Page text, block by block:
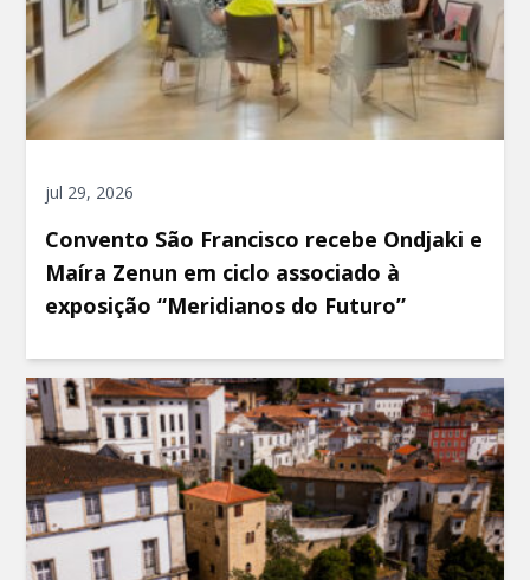
jul 29, 2026
Convento São Francisco recebe Ondjaki e
Maíra Zenun em ciclo associado à
exposição “Meridianos do Futuro”